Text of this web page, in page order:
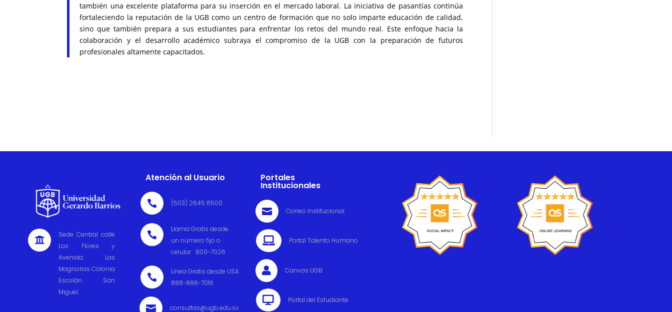
también una excelente plataforma para su inserción en el mercado laboral. La iniciativa de pasantías continúa
fortaleciendo la reputación de la UGB como un centro de formación que no solo imparte educación de calidad,
sino que también prepara a sus estudiantes para enfrentar los retos del mundo real. Este enfoque hacia la
colaboración y el desarrollo académico subraya el compromiso de la UGB con la preparación de futuros
profesionales altamente capacitados.

Sede Central calle
Las Flores y
Avenida Las
Magnolias Colonia
Escolán. San
Miguel.
Atención al Usuario
 (503) 2645 6500

Llama Gratis desde
un número fijo o
celular 800-7026

Línea Gratis desde USA
888-886-7016
 consultas@ugb.edu.sv
Portales
Institucionales
 Correo Institucional
 Portal Talento Humano
 Canvas UGB
 Portal del Estudiante